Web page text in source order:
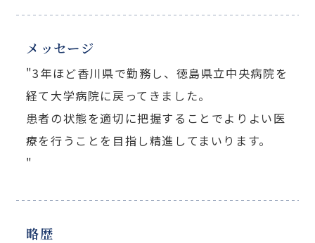
メッセージ
"3年ほど香川県で勤務し、徳島県立中央病院を
経て大学病院に戻ってきました。
患者の状態を適切に把握することでよりよい医
療を行うことを目指し精進してまいります。
"
略歴